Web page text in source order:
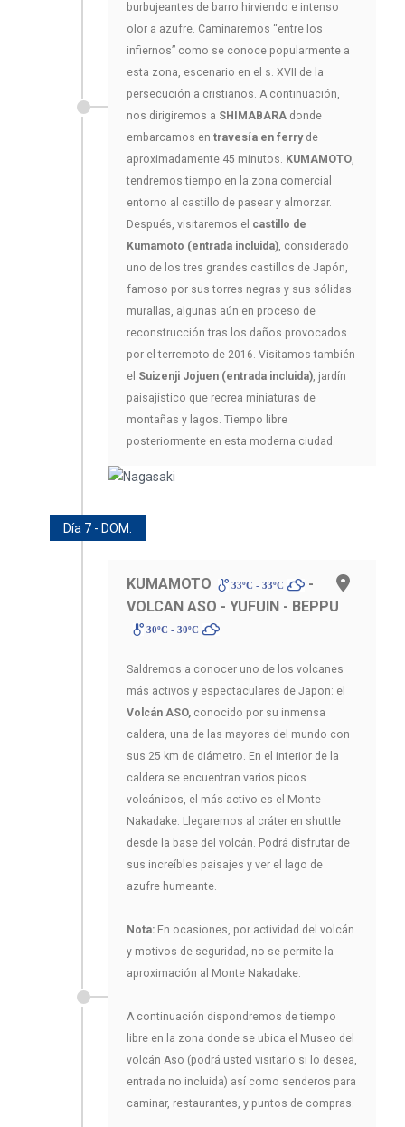
burbujeantes de barro hirviendo e intenso
olor a azufre. Caminaremos “entre los
infiernos” como se conoce popularmente a
esta zona, escenario en el s. XVII de la
persecución a cristianos. A continuación,
nos dirigiremos a SHIMABARA donde
embarcamos en travesía en ferryde
aproximadamente 45 minutos. KUMAMOTO,
tendremos tiempo en la zona comercial
entorno al castillo de pasear y almorzar.
Después, visitaremos el castillo de
Kumamoto (entrada incluida), considerado
uno de los tres grandes castillos de Japón,
famoso por sus torres negras y sus sólidas
murallas, algunas aún en proceso de
reconstrucción tras los daños provocados
por el terremoto de 2016. Visitamos también
el Suizenji Jojuen (entrada incluida), jardín
paisajístico que recrea miniaturas de
montañas y lagos. Tiempo libre
posteriormente en esta moderna ciudad.
Día 7 - DOM.
KUMAMOTO 33ºC - 33ºC
-
VOLCAN ASO - YUFUIN - BEPPU
30ºC - 30ºC
Saldremos a conocer uno de los volcanes
más activos y espectaculares de Japon: el
Volcán ASO, conocido por su inmensa
caldera, una de las mayores del mundo con
sus 25 km de diámetro. En el interior de la
caldera se encuentran varios picos
volcánicos, el más activo es el Monte
Nakadake. Llegaremos al cráter en shuttle
desde la base del volcán. Podrá disfrutar de
sus increíbles paisajes y ver el lago de
azufre humeante.
Nota: En ocasiones, por actividad del volcán
y motivos de seguridad, no se permite la
aproximación al Monte Nakadake.
A continuación dispondremos de tiempo
libre en la zona donde se ubica el Museo del
volcán Aso (podrá usted visitarlo si lo desea,
entrada no incluida) así como senderos para
caminar, restaurantes, y puntos de compras.